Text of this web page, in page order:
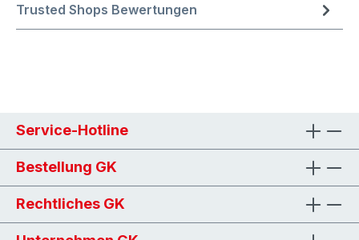
Trusted Shops Bewertungen
Service-Hotline
Bestellung GK
Rechtliches GK